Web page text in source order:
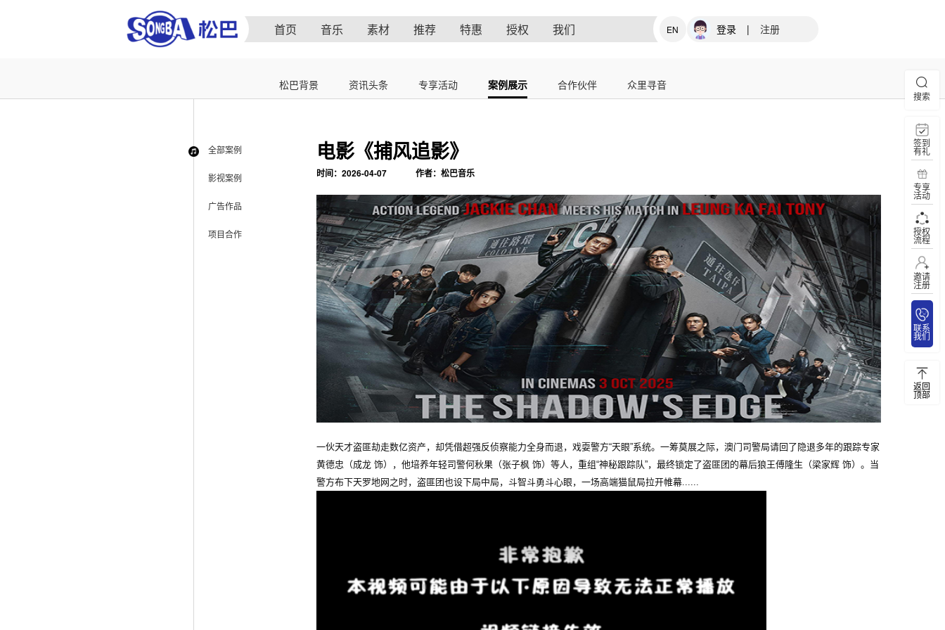
首页 音乐 素材 推荐 特惠 授权 我们 EN 登录 | 注册
松巴背景 资讯头条 专享活动 案例展示 合作伙伴 众里寻音
全部案例
影视案例
广告作品
项目合作
电影《捕风追影》
时间：2026-04-07 作者：松巴音乐
一伙天才盗匪劫走数亿资产，却凭借超强反侦察能力全身而退，戏耍警方“天眼”系统。一筹莫展之际，澳门司警局请回了隐退多年的跟踪专家
黄德忠（成龙 饰），他培养年轻司警何秋果（张子枫 饰）等人，重组“神秘跟踪队”，最终锁定了盗匪团的幕后狼王傅隆生（梁家辉 饰）。当
警方布下天罗地网之时，盗匪团也设下局中局，斗智斗勇斗心眼，一场高端猫鼠局拉开帷幕......
搜索
签到
有礼
专享
活动
授权
流程
邀请
注册
联系
我们
返回
顶部